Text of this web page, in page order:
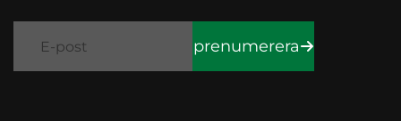
prenumerera